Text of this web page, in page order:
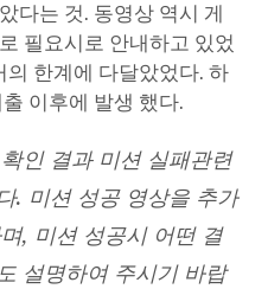
다는 것. 동영상 역시 게
필요시로 안내하고 있었
의 한계에 다달았었다. 하
이후에 발생 했다.
인 결과 미션 실패관련
. 미션 성공 영상을 추가
, 미션 성공시 어떤 결
설명하여 주시기 바랍